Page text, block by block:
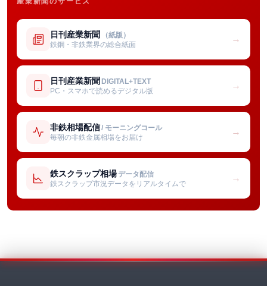
日刊産業新聞 （紙版）
鉄鋼・非鉄業界の総合紙面
→
日刊産業新聞 DIGITAL+TEXT
PC・スマホで読めるデジタル版
→
非鉄相場配信/ モーニングコール
毎朝の非鉄金属相場をお届け
→
鉄スクラップ相場 データ配信
鉄スクラップ市況データをリアルタイムで
→